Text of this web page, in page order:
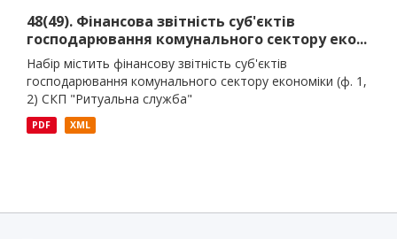
48(49). Фінансова звітність суб'єктів
господарювання комунального сектору еко...
Набір містить фінансову звітність суб'єктів
господарювання комунального сектору економіки (ф. 1,
2) СКП "Ритуальна служба"
PDF XML